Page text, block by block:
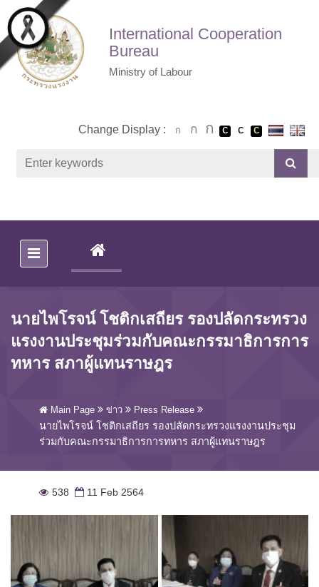
Skip to main content
International Cooperation
Bureau
Ministry of Labour
Change Display :
(CURRENT)
นายไพโรจน์ โชติกเสถียร รองปลัดกระทรวง
แรงงานประชุมร่วมกับคณะกรรมาธิการการ
ทหาร สภาผู้แทนราษฎร
Main Page ข่าว Press Release
นายไพโรจน์ โชติกเสถียร รองปลัดกระทรวงแรงงานประชุม
ร่วมกับคณะกรรมาธิการการทหาร สภาผู้แทนราษฎร
538 11 Feb 2564